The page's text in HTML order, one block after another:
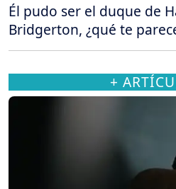
Él pudo ser el duque de
Bridgerton, ¿qué te
+